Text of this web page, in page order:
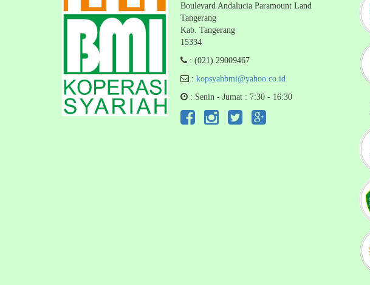
Boulevard Andalucia Paramount Land
Tangerang
Kab. Tangerang
15334
: (021) 29009467
: kopsyahbmi@yahoo.co.id
: Senin - Jumat : 7:30 - 16:30